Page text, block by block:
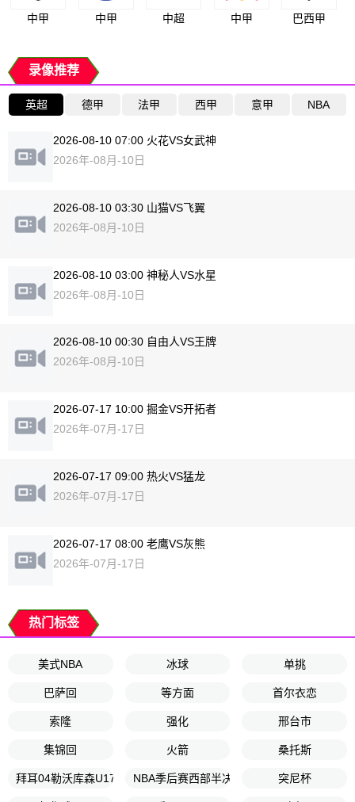
中甲 中甲 中超 中甲 巴西甲
录像推荐
英超 德甲 法甲 西甲 意甲 NBA
2026-08-10 07:00 火花VS女武神
2026年-08月-10日
2026-08-10 03:30 山猫VS飞翼
2026年-08月-10日
2026-08-10 03:00 神秘人VS水星
2026年-08月-10日
2026-08-10 00:30 自由人VS王牌
2026年-08月-10日
2026-07-17 10:00 掘金VS开拓者
2026年-07月-17日
2026-07-17 09:00 热火VS猛龙
2026年-07月-17日
2026-07-17 08:00 老鹰VS灰熊
2026年-07月-17日
热门标签
美式NBA 冰球 单挑
巴萨回 等方面 首尔衣恋
索隆 强化 邢台市
集锦回 火箭 桑托斯
拜耳04勒沃库森U17 NBA季后赛西部半决赛G6 突尼杯